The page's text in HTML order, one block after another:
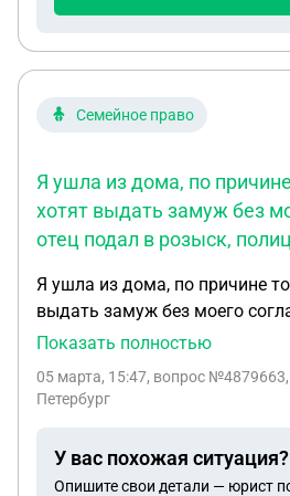
Семейное право
Я ушла из дома, по
хотят выдать замуж без
отец подал в розыск,
Я ушла из дома, по причине
выдать замуж без моего
розыск, полиция пишет что я обязана приехать
мной всю в порядке, я боюсь
порядке ?
Показать полностью
05 марта, 15:47, вопрос №4879663,
Петербург
У вас похожая ситуация?
Опишите свои детали — юрист